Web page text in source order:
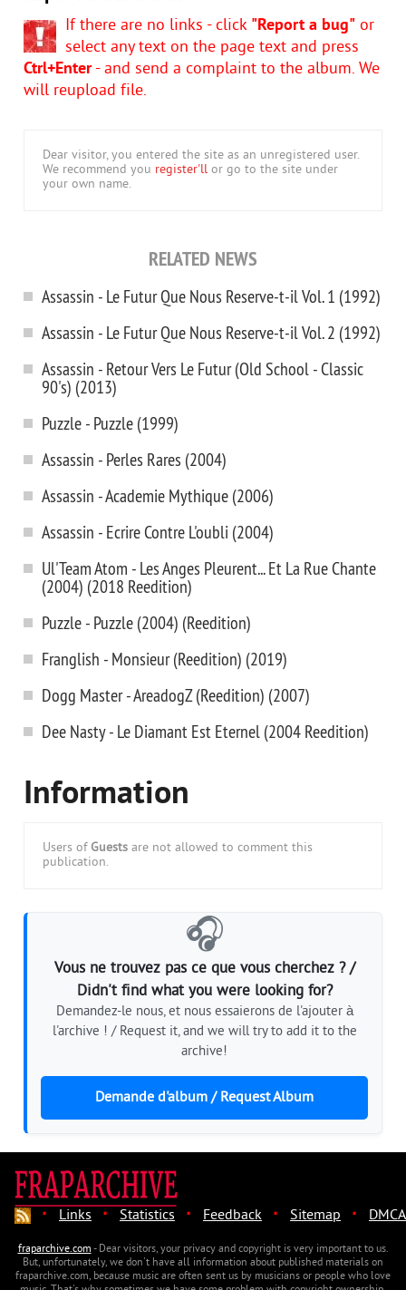
If there are no links - click "Report a bug" or
select any text on the page text and press
Ctrl+Enter- and send a complaint to the album. We
will reupload file.
Dear visitor, you entered the site as an unregistered user.
We recommend you register'll or go to the site under
your own name.
RELATED NEWS
Assassin - Le Futur Que Nous Reserve-t-il Vol. 1 (1992)
Assassin - Le Futur Que Nous Reserve-t-il Vol. 2 (1992)
Assassin - Retour Vers Le Futur (Old School - Classic
90's) (2013)
Puzzle - Puzzle (1999)
Assassin - Perles Rares (2004)
Assassin - Academie Mythique (2006)
Assassin - Ecrire Contre L'oubli (2004)
Ul'Team Atom - Les Anges Pleurent... Et La Rue Chante
(2004) (2018 Reedition)
Puzzle - Puzzle (2004) (Reedition)
Franglish - Monsieur (Reedition) (2019)
Dogg Master - AreadogZ (Reedition) (2007)
Dee Nasty - Le Diamant Est Eternel (2004 Reedition)
Information
Users of Guests are not allowed to comment this
publication.
🎧
Vous ne trouvez pas ce que vous cherchez ? /
Didn't find what you were looking for?
Demandez-le nous, et nous essaierons de l'ajouter à
l'archive ! / Request it, and we will try to add it to the
archive!
Demande d'album / Request Album
· Links · Statistics · Feedback · Sitemap · DMCA
fraparchive.com- Dear visitors, your privacy and copyright is very important to us.
But, unfortunately, we don't have all information about published materials on
fraparchive.com, because music are often sent us by musicians or people who love